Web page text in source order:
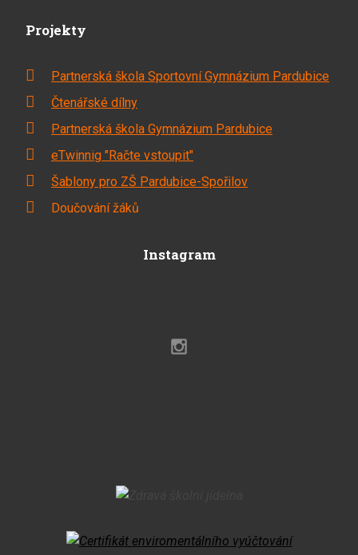
Projekty
Partnerská škola Sportovní Gymnázium Pardubice
Čtenářské dílny
Partnerská škola Gymnázium Pardubice
eTwinnig "Račte vstoupit"
Šablony pro ZŠ Pardubice-Spořilov
Doučování žáků
Instagram